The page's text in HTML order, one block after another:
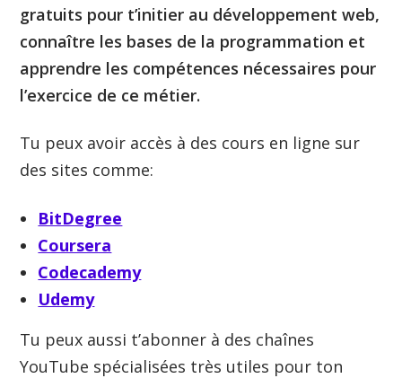
gratuits pour t’initier au développement web,
connaître les bases de la programmation et
apprendre les compétences nécessaires pour
l’exercice de ce métier.
Tu peux avoir accès à des cours en ligne sur
des sites comme:
BitDegree
Coursera
Codecademy
Udemy
Tu peux aussi t’abonner à des chaînes
YouTube spécialisées très utiles pour ton